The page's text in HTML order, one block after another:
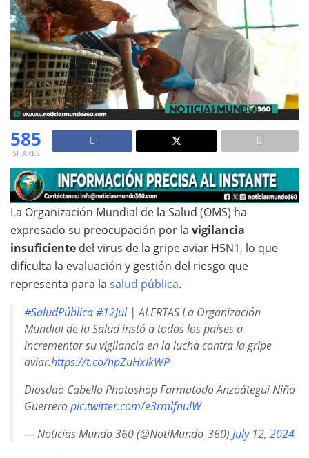
585
SHARES
La Organización Mundial de la Salud (OMS) ha
expresado su preocupación por la vigilancia
insuficiente del virus de la gripe aviar H5N1, lo que
dificulta la evaluación y gestión del riesgo que
representa para la salud pública.
#SaludPública#12Jul| ALERTAS La Organización
Mundial de la Salud instó a todos los países a
incrementar su vigilancia en la lucha contra la gripe
aviar.https://t.co/hpZuHxIkWP
Diosdao Cabello Photoshop Farmatodo Anzoátegui Niño
Guerreropic.twitter.com/e3rmlfnulW
— Noticias Mundo 360 (@NotiMundo_360) July 12, 2024